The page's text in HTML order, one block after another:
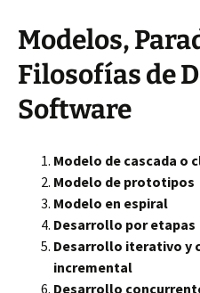
Modelos,
Filosofías de
Software
Modelo de cascada o
Modelo de prototipos
Modelo en espiral
Desarrollo por etapas
Desarrollo iterativo y
incremental
Desarrollo